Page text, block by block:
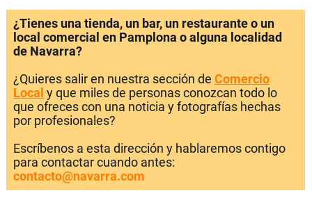
¿Tienes una tienda, un bar, un restaurante o un
local comercial en Pamplona o alguna localidad
de Navarra?
¿Quieres salir en nuestra sección de Comercio
Local y que miles de personas conozcan todo lo
que ofreces con una noticia y fotografías hechas
por profesionales?
Escríbenos a esta dirección y hablaremos contigo
para contactar cuando antes:
contacto@navarra.com